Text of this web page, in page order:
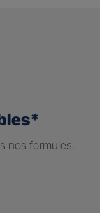
nos formules.